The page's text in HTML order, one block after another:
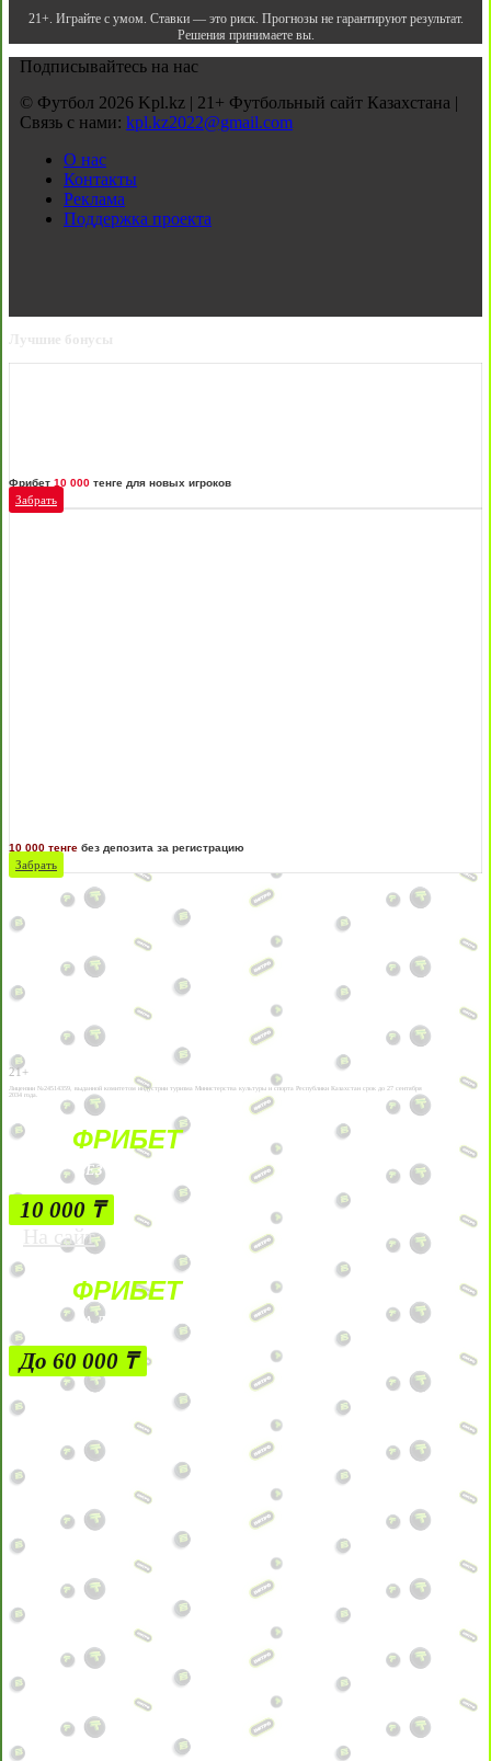
21+. Играйте с умом. Ставки — это риск. Прогнозы не гарантируют результат.
Решения принимаете вы.
Подписывайтесь на нас
© Футбол 2026 Kpl.kz | 21+ Футбольный сайт Казахстана |
Связь с нами: kpl.kz2022@gmail.com
О нас
Контакты
Реклама
Поддержка проекта
Лучшие бонусы
Фрибет 10 000 тенге для новых игроков
Забрать
10 000 тенге без депозита за регистрацию
Забрать
21+
Лицензии №24514359, выданной комитетом индустрии туризма Министерства культуры и спорта Республики Казахстан срок до 27 сентября
2034 года.
ФРИБЕТ
БЕЗ УСЛОВИЙ
10 000 ₸
На сайт
ФРИБЕТ
ЗА ДЕПОЗИТЫ
До 60 000 ₸